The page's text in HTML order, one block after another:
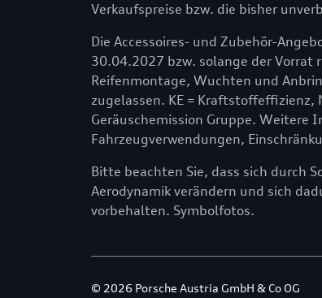
Verkaufspreise bzw. die bisher
Die Accessoires- und Zubehör-
30.04.2027 bzw. solange der
Reifenmontage, Wuchten und
zugelassen. KE = Kraftstoffeffizienz,
Geräuschemission Gruppe. Weitere
Fahrzeugverwendungen,
Bitte beachten Sie, dass sich durch
Aerodynamik verändern und sich
vorbehalten. Symbolfotos.
© 2026 Porsche Austria GmbH & Co OG